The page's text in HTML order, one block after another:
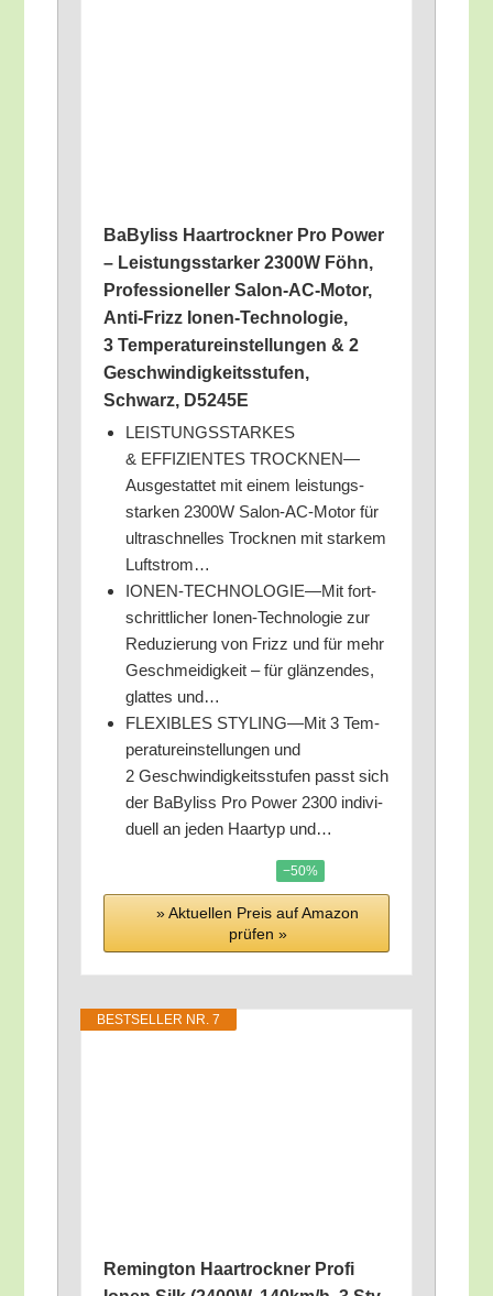
BaBy­liss Haar­trock­ner Pro Power
– Leis­tungs­star­ker 2300W Föhn,
Pro­fes­sio­nel­ler Salon-AC-Motor,
Anti-Frizz Ionen-Tech­no­lo­gie,
3 Tem­pe­ra­tur­ein­stel­lun­gen & 2
Geschwin­dig­keits­stu­fen,
Schwarz, D5245E
LEISTUNGSSTARKES
& EFFIZIENTES TROCKNEN—
Ausgestattet mit einem leis­tungs­
star­ken 2300W Salon-AC-Motor für
ultra­schnel­les Trock­nen mit star­kem
Luftstrom…
IONEN-TECHNOLOGIE—Mit fort­
schritt­li­cher Ionen-Tech­no­lo­gie zur
Redu­zie­rung von Frizz und für mehr
Geschmei­dig­keit – für glän­zen­des,
glat­tes und…
FLEXIBLES STYLING—Mit 3 Tem­
pe­ra­tur­ein­stel­lun­gen und
2 Geschwin­dig­keits­stu­fen passt sich
der BaBy­liss Pro Power 2300 indi­vi­
du­ell an jeden Haar­typ und…
−50%
» Aktu­el­len Preis auf Ama­zon
prü­fen »
BEST­SEL­LER NR. 7
Reming­ton Haar­trock­ner Pro­fi